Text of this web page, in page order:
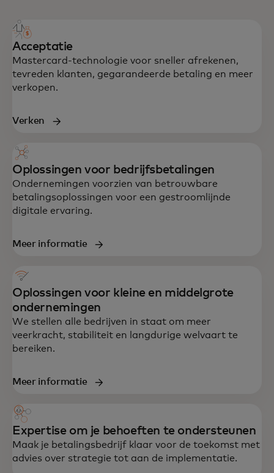
Acceptatie
Mastercard-technologie voor sneller afrekenen,
tevreden klanten, gegarandeerde betaling en meer
verkopen.
Verken
Oplossingen voor bedrijfsbetalingen
Ondernemingen voorzien van betrouwbare
betalingsoplossingen voor een gestroomlijnde
digitale ervaring.
Meer informatie
Oplossingen voor kleine en middelgrote
ondernemingen
We stellen alle bedrijven in staat om meer
veerkracht, stabiliteit en langdurige welvaart te
bereiken.
Meer informatie
Expertise om je behoeften te ondersteunen
Maak je betalingsbedrijf klaar voor de toekomst met
advies over strategie tot aan de implementatie.